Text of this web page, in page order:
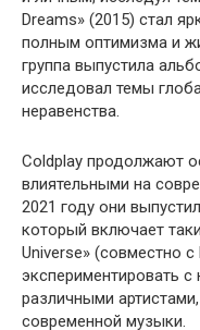
Dreams» (2015) стал
полным оптимизма и
группа выпустила
исследовал темы
неравенства.
Coldplay продолжают
влиятельными на
2021 году они
который включает
Universe» (совместно
экспериментировать
различными
современной музыки.